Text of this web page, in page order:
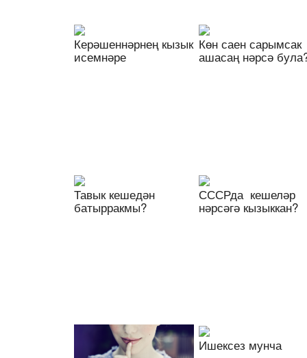
Керәшеннәрнең кызык
исемнәре
Көн саен сарымсак
ашасаң нәрсә
Тавык кешедән
батырракмы?
СССРда кешеләр
нәрсәгә кызыккан?
Ишексез мунча